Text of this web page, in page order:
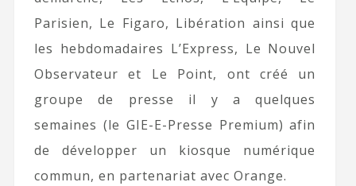
Parisien, Le Figaro, Libération ainsi que
les hebdomadaires L’Express, Le Nouvel
Observateur et Le Point, ont créé un
groupe de presse il y a quelques
semaines (le GIE-E-Presse Premium) afin
de développer un kiosque numérique
commun, en partenariat avec Orange.